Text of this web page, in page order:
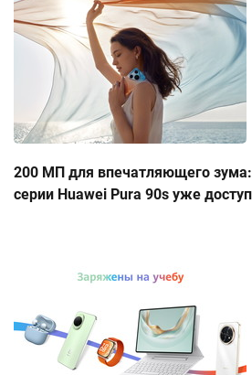
200 МП для впечатляющего
серии Huawei Pura 90s уже